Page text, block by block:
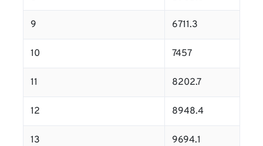
9 6711.3
10 7457
11 8202.7
12 8948.4
13 9694.1